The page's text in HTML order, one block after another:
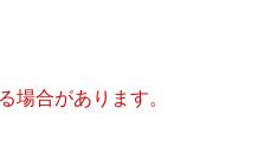
場合があります。